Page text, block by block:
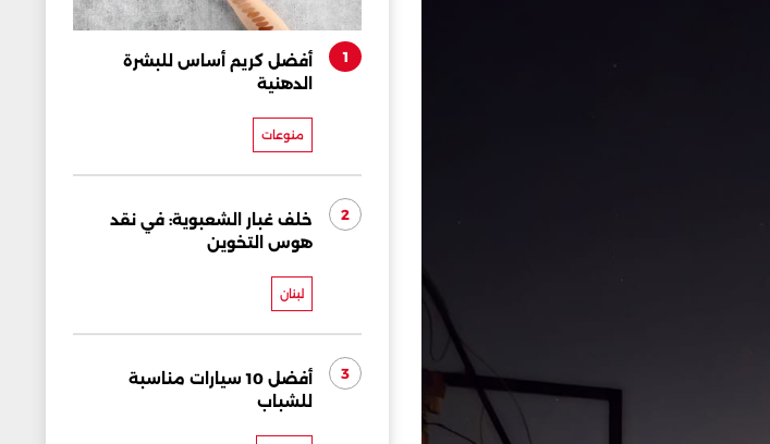
1
أفضل كريم أساس للبشرة
الدهنية
منوعات
2
خلف غبار الشعبوية: في نقد
هوس التخوين
لبنان
3
أفضل 10 سيارات مناسبة
للشباب